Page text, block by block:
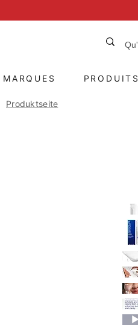
MARQUES PRODUITS
Produktseite